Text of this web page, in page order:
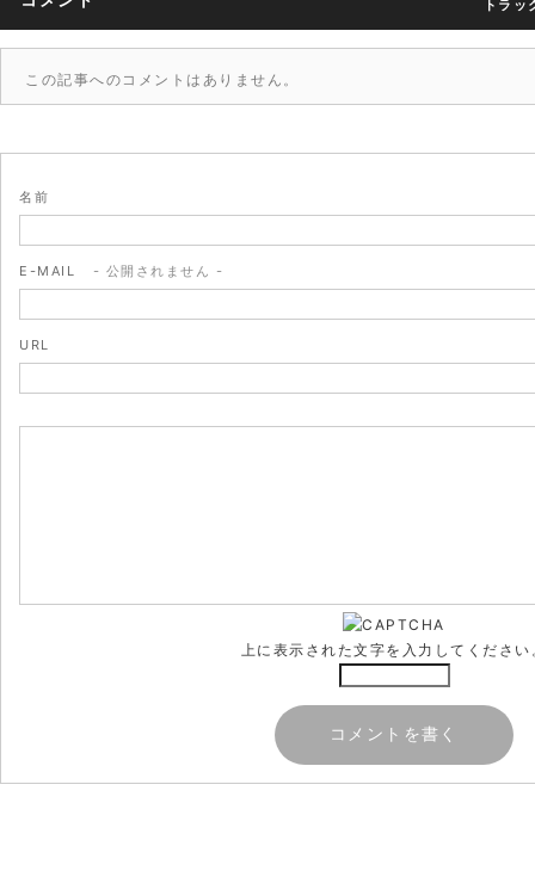
トラ
この記事へのコメントはありません。
名前
E-MAIL - 公開されません -
URL
上に表示された文字を入力してください